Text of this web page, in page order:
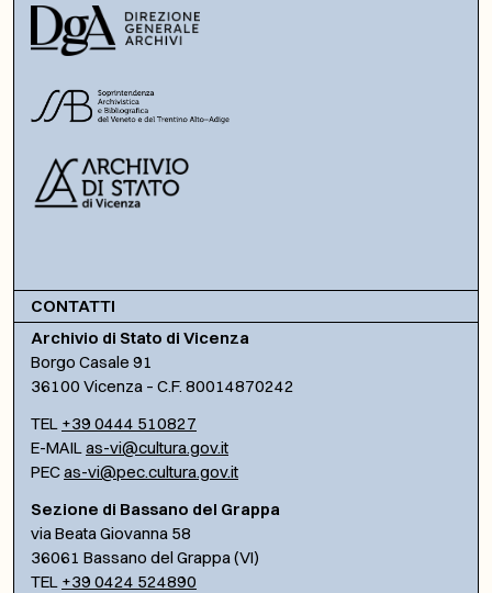
CONTATTI
Archivio di Stato di Vicenza
Borgo Casale 91
36100 Vicenza – C.F. 80014870242
TEL +39 0444 510827
E-MAILas-vi@cultura.gov.it
PECas-vi@pec.cultura.gov.it
Sezione di Bassano del Grappa
via Beata Giovanna 58
36061 Bassano del Grappa (VI)
TEL +39 0424 524890